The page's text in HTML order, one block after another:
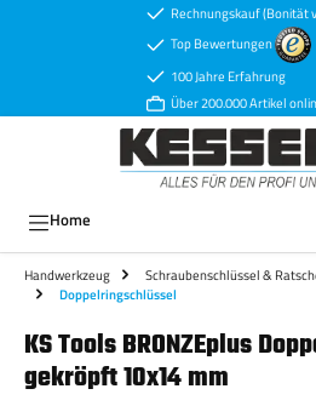
Zum Hauptinhalt springenRechnungskauf (Bonität
Top Bewertungen
100 Jahre Erfahrung
Über 200.000 Artikel
Home
Handwerkzeug Schraubenschlüssel &
Doppelringschlüssel
KS Tools BRONZEplus
gekröpft 10x14 mm